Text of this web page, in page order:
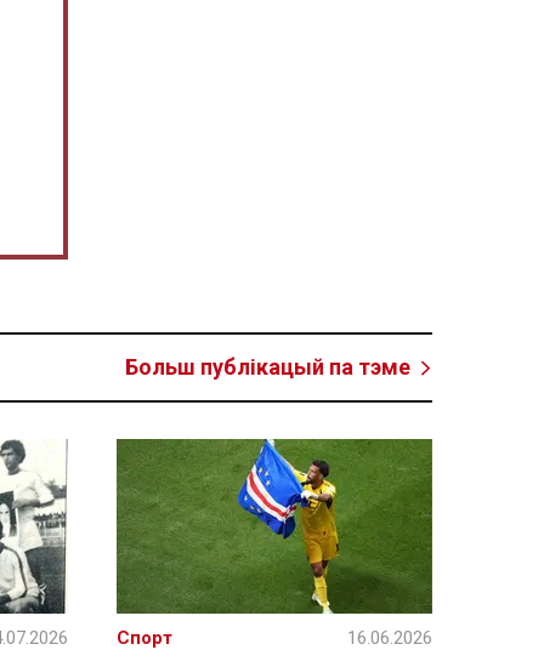
Больш публікацый па тэме
Спорт 16.06.2026